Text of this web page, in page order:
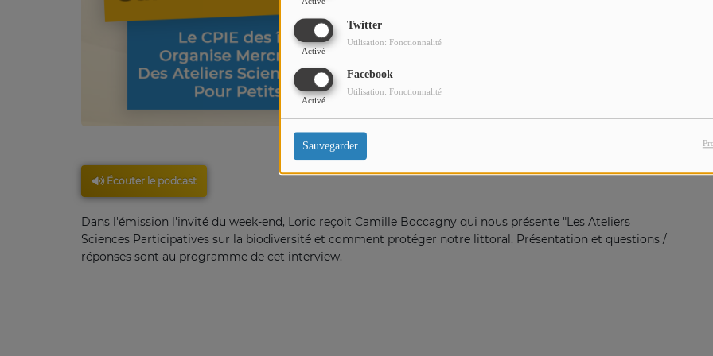
Twitter
Activé
Utilisation: Fonctionnalité
Facebook
Activé
Utilisation: Fonctionnalité
Sauvegarder
Écouter le podcast
Dans l'émission l'invité du week-end, Loric reçoit Camille Boccagny qui nous présente "Les Ateliers
Sciences Participatives sur la biodiversité et comment protéger notre littoral. Présentation et questions /
réponses sont au programme de cet interview.